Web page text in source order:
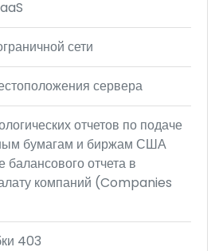
сети
сервера
отчетов по подаче
бумагам и биржам США
отчета в
компаний (Companies
403